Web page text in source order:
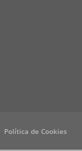
Política de Cookies